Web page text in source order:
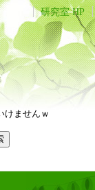
研究室 HP
けませんｗ